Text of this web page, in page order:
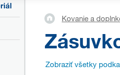
Kovanie a
Zobraziť všetky